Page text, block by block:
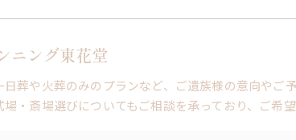
ニング東花堂
葬や火葬のみのプランなど、ご遺族様の意向やご
・斎場選びについてもご相談を承っており、ご希